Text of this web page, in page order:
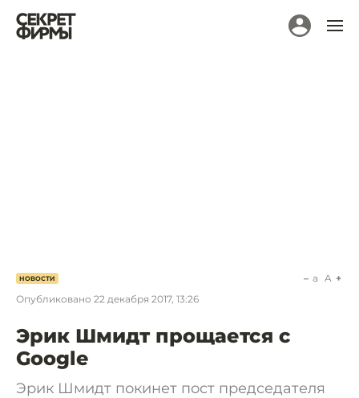
НОВОСТИ
Опубликовано 22 декабря 2017, 13:26
a A
Эрик Шмидт прощается с
Google
Эрик Шмидт покинет пост председателя